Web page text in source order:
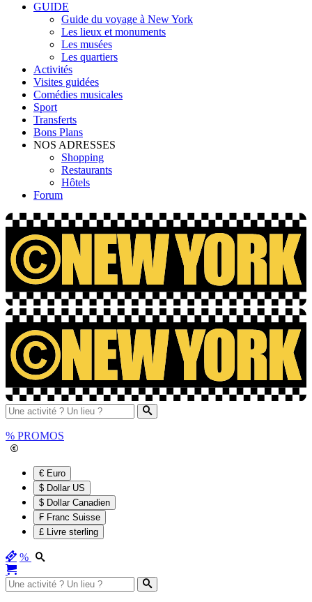
GUIDE
Guide du voyage à New York
Les lieux et monuments
Les musées
Les quartiers
Activités
Visites guidées
Comédies musicales
Sport
Transferts
Bons Plans
NOS ADRESSES
Shopping
Restaurants
Hôtels
Forum
% PROMOS
€ Euro
$ Dollar US
$ Dollar Canadien
₣ Franc Suisse
£ Livre sterling
%